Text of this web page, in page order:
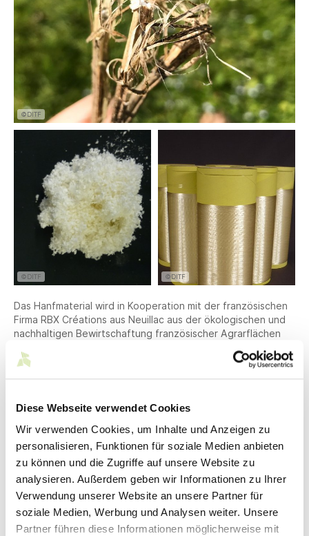
Diese Webseite verwendet Cookies
Wir verwenden Cookies, um Inhalte und Anzeigen zu
personalisieren, Funktionen für soziale Medien anbieten
zu können und die Zugriffe auf unsere Website zu
analysieren. Außerdem geben wir Informationen zu Ihrer
Verwendung unserer Website an unsere Partner für
soziale Medien, Werbung und Analysen weiter. Unsere
Partner führen diese Informationen möglicherweise mit
©DITF
©DITF ©DITF
Das Hanfmaterial wird in Kooperation mit der französischen
Firma RBX Créations aus Neuillac aus der ökologischen und
nachhaltigen Bewirtschaftung französischer Agrarflächen
zusammen, die sich umweltfreundlichen und
verzichten. Diese Art der Zusammenarbeit schafft neue
vollständig zu verwerten. Neben den bekannten
Verwendungsmöglichkeiten als Lebensmittel oder zur
Erzeugung pharmazeutischer und kosmetischer Produkte
sollen die überschüssigen Pflanzenteile nun auch zu neuen,
hochwertigen textilen und technischen Produkten
weiterverarbeitet werden.
Für die DITF stellt die Partnerschaft mit RBX Créations eine